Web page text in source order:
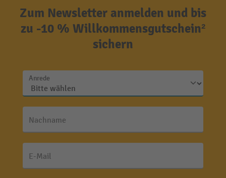
Zum Newsletter anmelden und bis
zu -10 % Willkommensgutschein²
sichern
Anrede
Nachname
E-Mail